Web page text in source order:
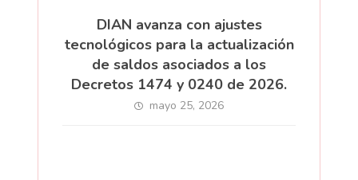
DIAN avanza con ajustes
tecnológicos para la actualización
de saldos asociados a los
Decretos 1474 y 0240 de 2026.
mayo 25, 2026